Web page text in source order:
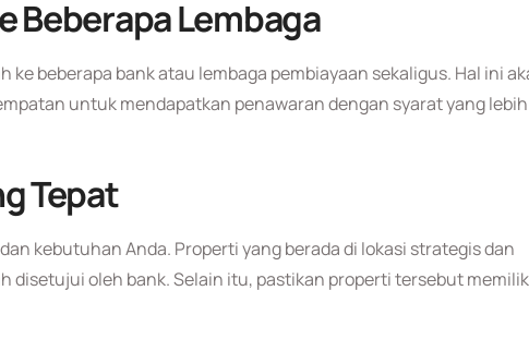
Beberapa Lembaga
beberapa bank atau lembaga pembiayaan sekaligus. Hal ini
untuk mendapatkan penawaran dengan syarat yang lebih
Tepat
kebutuhan Anda. Properti yang berada di lokasi strategis dan
disetujui oleh bank. Selain itu, pastikan properti tersebut